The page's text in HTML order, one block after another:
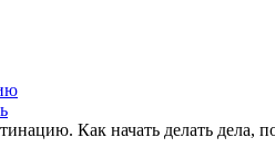
Как начать делать дела,